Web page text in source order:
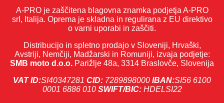
A-PRO je zaščitena blagovna znamka podjetja A-PRO
srl, Italija. Oprema je skladna in regulirana z EU direktivo
o varni uporabi in zaščiti.
Distribucijo in spletno prodajo v Sloveniji, Hrvaški,
Avstriji, Nemčiji, Madžarski in Romuniji, izvaja podjetje:
SMB moto d.o.o. Parižlje 48a, 3314 Braslovče, Slovenija
VAT ID:SI40347281 CID: 7289898000 IBAN:SI56 6100
0001 6886 010 SWIFT/BIC:HDELSI22